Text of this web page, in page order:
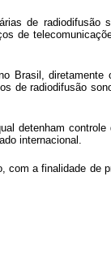
de
de
Brasil,
de radiodifusão
detenham
internacional.
a finalidade de